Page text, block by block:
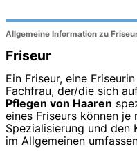
Allgemeine Information zu
Friseur
Ein Friseur, eine
Fachfrau, der/die sich
Pflegen von Haaren
eines Friseurs können
Spezialisierung und den
im Allgemeinen